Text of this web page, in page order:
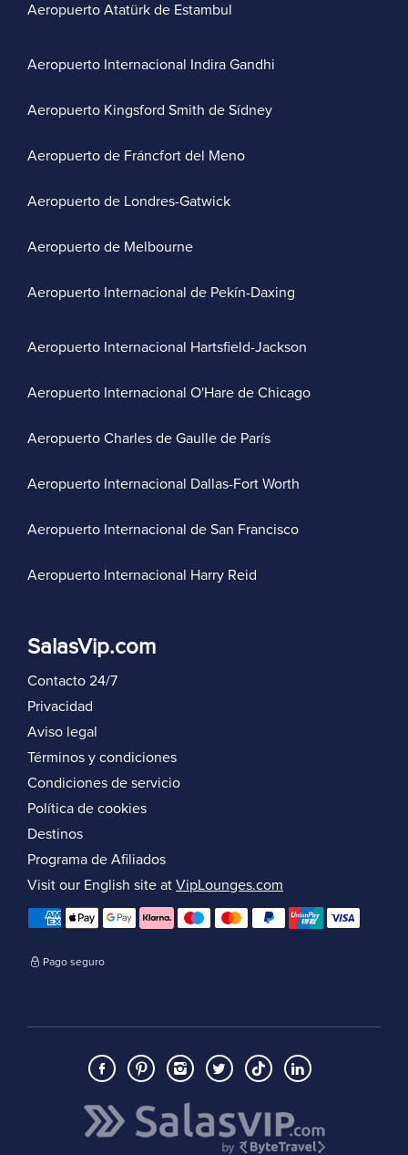
Aeropuerto Atatürk de Estambul
Aeropuerto Internacional Indira Gandhi
Aeropuerto Kingsford Smith de Sídney
Aeropuerto de Fráncfort del Meno
Aeropuerto de Londres-Gatwick
Aeropuerto de Melbourne
Aeropuerto Internacional de Pekín-Daxing
Aeropuerto Internacional Hartsfield-Jackson
Aeropuerto Internacional O'Hare de Chicago
Aeropuerto Charles de Gaulle de París
Aeropuerto Internacional Dallas-Fort Worth
Aeropuerto Internacional de San Francisco
Aeropuerto Internacional Harry Reid
SalasVip.com
Contacto 24/7
Privacidad
Aviso legal
Términos y condiciones
Condiciones de servicio
Política de cookies
Destinos
Programa de Afiliados
Visit our English site at VipLounges.com
Pago seguro